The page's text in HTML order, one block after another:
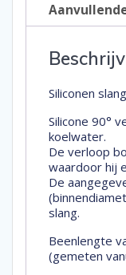
Siliconen
Silicone 90°
koelwater.
De verloop
waardoor hij
De
slang.
Beenlengte
(gemeten